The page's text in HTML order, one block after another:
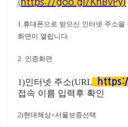
( https://goo.gl/KnBvPy)
1.휴대폰으로 받으신 인터넷 주소을
화면이 열립니다.
2. 인증화면
1)인터넷 주소(URL
접속 이름 입력후 확인
2)현대해상+서울보증선택